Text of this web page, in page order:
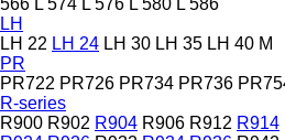
LH
LH 22 LH 24 LH 30 LH 35 LH 40 M
PR
PR722 PR726 PR734 PR736
R-series
R900 R902 R904 R906 R912 R914